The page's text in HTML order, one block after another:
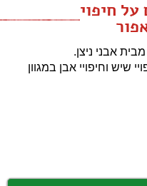
על חיפוי
אבני ניצן.
שיש וחיפויי אבן במגוון